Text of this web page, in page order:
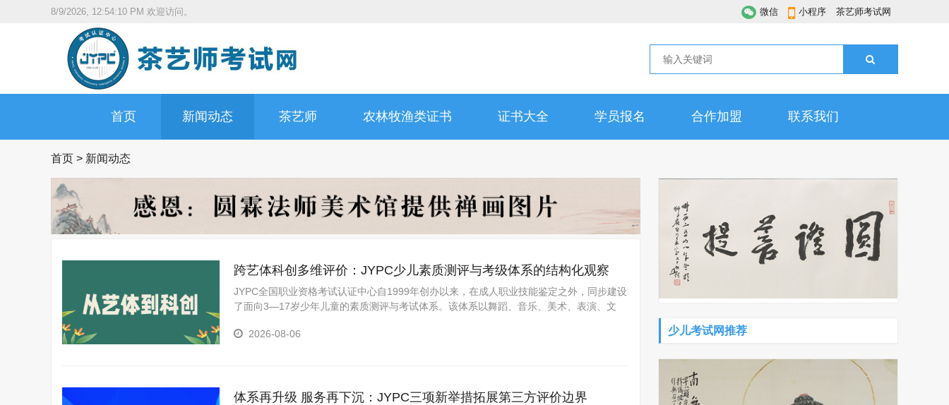
8/9/2026, 12:54:11 PM 欢迎访问。 微信 小程序 茶艺师考试网
首页 新闻动态 茶艺师 农林牧渔类证书 证书大全 学员报名 合作加盟 联系我们
首页 > 新闻动态
跨艺体科创多维评价：JYPC少儿素质测评与考级体系的结构化观察
JYPC全国职业资格考试认证中心自1999年创办以来，在成人职业技能鉴定之外，同步建设
了面向3—17岁少年儿童的素质测评与考试体系。该体系以舞蹈、音乐、美术、表演、文
项。这一架构不为替代学校评价，而
2026-08-06
体系再升级 服务再下沉：JYPC三项新举措拓展第三方评价边界
少儿考试网推荐